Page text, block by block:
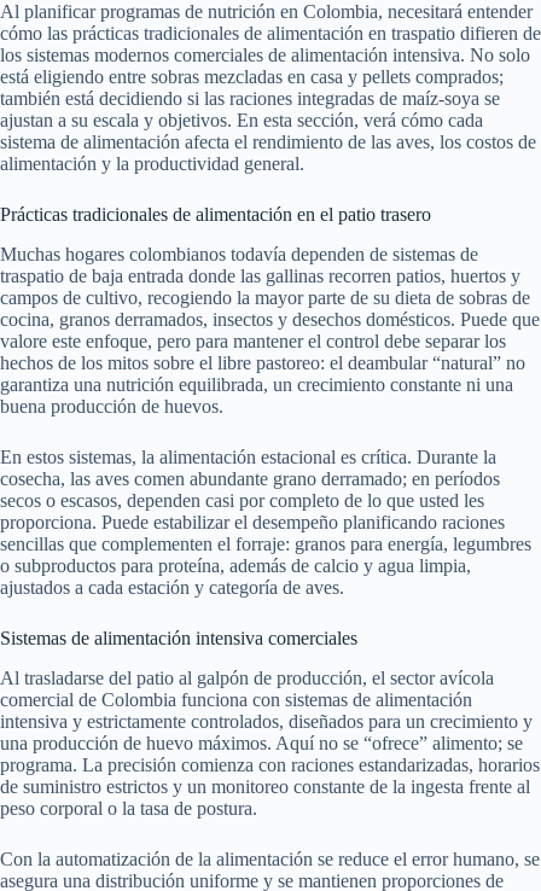
Al planificar programas de nutrición en Colombia, necesitará entender
cómo las prácticas tradicionales de alimentación en traspatio difieren de
los sistemas modernos comerciales de alimentación intensiva. No solo
está eligiendo entre sobras mezcladas en casa y pellets comprados;
también está decidiendo si las raciones integradas de maíz-soya se
ajustan a su escala y objetivos. En esta sección, verá cómo cada
sistema de alimentación afecta el rendimiento de las aves, los costos de
alimentación y la productividad general.
Prácticas tradicionales de alimentación en el patio trasero
Muchas hogares colombianos todavía dependen de sistemas de
traspatio de baja entrada donde las gallinas recorren patios, huertos y
campos de cultivo, recogiendo la mayor parte de su dieta de sobras de
cocina, granos derramados, insectos y desechos domésticos. Puede que
valore este enfoque, pero para mantener el control debe separar los
hechos de los mitos sobre el libre pastoreo: el deambular “natural” no
garantiza una nutrición equilibrada, un crecimiento constante ni una
buena producción de huevos.
En estos sistemas, la alimentación estacional es crítica. Durante la
cosecha, las aves comen abundante grano derramado; en períodos
secos o escasos, dependen casi por completo de lo que usted les
proporciona. Puede estabilizar el desempeño planificando raciones
sencillas que complementen el forraje: granos para energía, legumbres
o subproductos para proteína, además de calcio y agua limpia,
ajustados a cada estación y categoría de aves.
Sistemas de alimentación intensiva comerciales
Al trasladarse del patio al galpón de producción, el sector avícola
comercial de Colombia funciona con sistemas de alimentación
intensiva y estrictamente controlados, diseñados para un crecimiento y
una producción de huevo máximos. Aquí no se “ofrece” alimento; se
programa. La precisión comienza con raciones estandarizadas, horarios
de suministro estrictos y un monitoreo constante de la ingesta frente al
peso corporal o la tasa de postura.
Con la automatización de la alimentación se reduce el error humano, se
asegura una distribución uniforme y se mantienen proporciones de